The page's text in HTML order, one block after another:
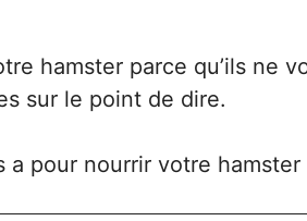
hamster parce qu’ils ne
sur le point de dire.
pour nourrir votre hamster